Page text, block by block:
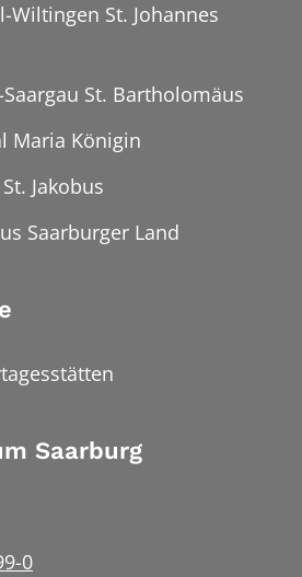
Wiltingen St. Johannes
St. Bartholomäus
Maria Königin
Jakobus
Saarburger Land
Saarburg
0